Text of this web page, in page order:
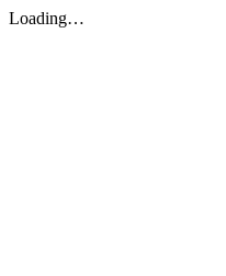
Loading…